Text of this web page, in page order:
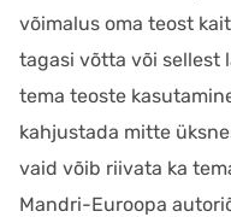
võimalus oma teost
tagasi võtta või sellest
tema teoste
kahjustada mitte
vaid võib riivata ka
Mandri-Euroopa